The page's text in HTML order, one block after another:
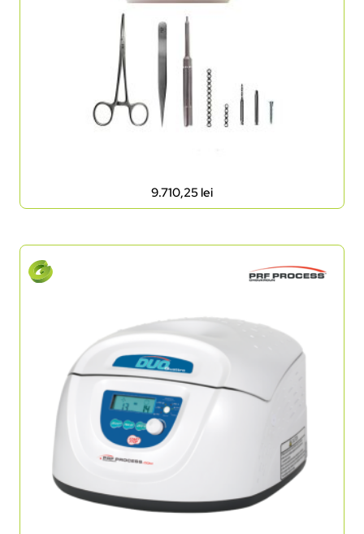
9.710,25lei